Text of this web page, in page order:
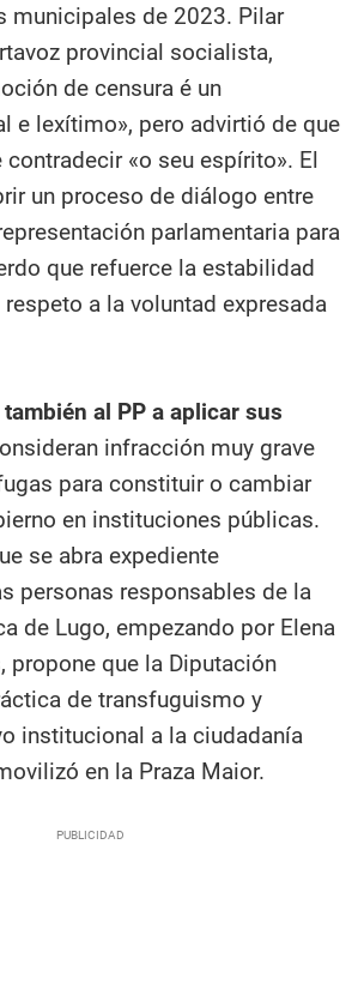
municipales de 2023. Pilar
provincial socialista,
de censura é un
e lexítimo», pero advirtió de que
contradecir «o seu espírito». El
un proceso de diálogo entre
parlamentaria para
que refuerce la estabilidad
a la voluntad expresada
al PP a aplicar sus
infracción muy grave
para constituir o cambiar
en instituciones públicas.
se abra expediente
personas responsables de la
de Lugo, empezando por Elena
propone que la Diputación
de transfuguismo y
institucional a la ciudadanía
en la Praza Maior.